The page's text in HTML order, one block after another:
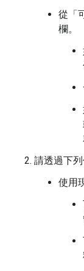
從「
欄。
請透過下
使用